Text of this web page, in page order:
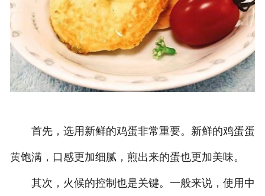
首先，选用新鲜的鸡蛋非常重要。新鲜的鸡蛋蛋
黄饱满，口感更加细腻，煎出来的蛋也更加美味。
其次，火候的控制也是关键。一般来说，使用中